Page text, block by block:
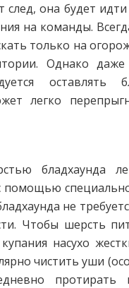
след, она будет
на команды.
только на
Однако даже
оставлять
легко
бладхаунда
помощью
не
Чтобы шерсть
насухо
чистить уши
протирать